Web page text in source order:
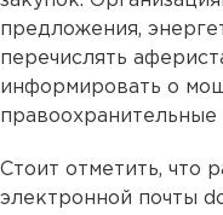
предложения,
перечислять
информировать о
правоохранительные
Стоит отметить, что
электронной почты